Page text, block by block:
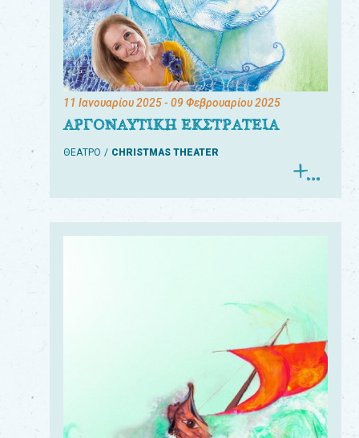
11 Ιανουαρίου 2025- 09 Φεβρουαρίου 2025
ΑΡΓΟΝΑΥΤΙΚΗ ΕΚΣΤΡΑΤΕΙΑ
ΘΕΑΤΡΟ CHRISTMAS THEATER